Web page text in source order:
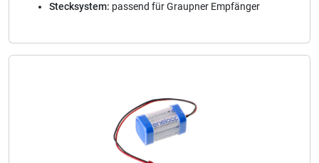
Stecksystem: passend für Graupner Empfänger